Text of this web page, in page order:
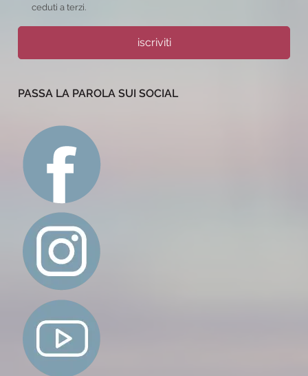
ceduti a terzi.
iscriviti
PASSA LA PAROLA SUI SOCIAL